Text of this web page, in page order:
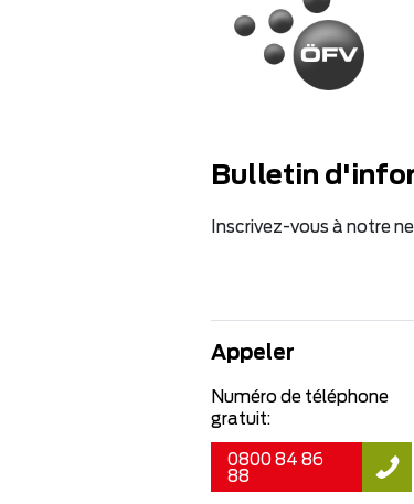
Bulletin
Inscrivez-vous à notre
Appeler
Numéro de téléphone
gratuit:
0800 84 86
88